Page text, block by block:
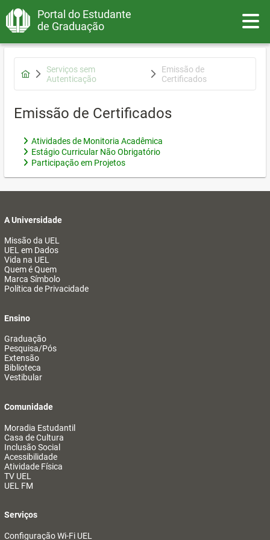
Portal do Estudante
de Graduação
Serviços sem
Autenticação
Emissão de
Certificados
Emissão de Certificados
Atividades de Monitoria Acadêmica
Estágio Curricular Não Obrigatório
Participação em Projetos
A Universidade
Missão da UEL
UEL em Dados
Vida na UEL
Quem é Quem
Marca Símbolo
Política de Privacidade
Ensino
Graduação
Pesquisa/Pós
Extensão
Biblioteca
Vestibular
Comunidade
Moradia Estudantil
Casa de Cultura
Inclusão Social
Acessibilidade
Atividade Física
TV UEL
UEL FM
Serviços
Configuração Wi-Fi UEL